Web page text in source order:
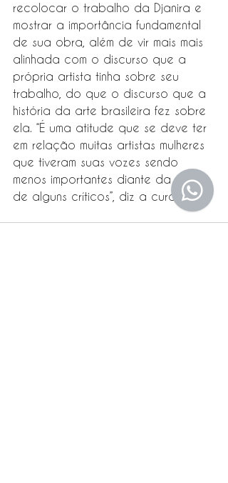
recolocar o trabalho da Djanira e
mostrar a importância fundamental
de sua obra, além de vir mais mais
alinhada com o discurso que a
própria artista tinha sobre seu
trabalho, do que o discurso que a
história da arte brasileira fez sobre
ela. “É uma atitude que se deve ter
em relação muitas artistas mulheres
que tiveram suas vozes sendo
menos importantes diante da voz
de alguns críticos”, diz a curadora.